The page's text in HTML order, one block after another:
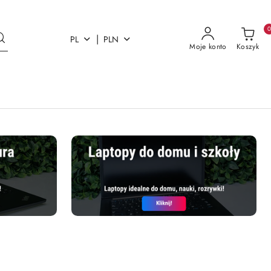
PL | PLN
Moje konto Koszyk
0